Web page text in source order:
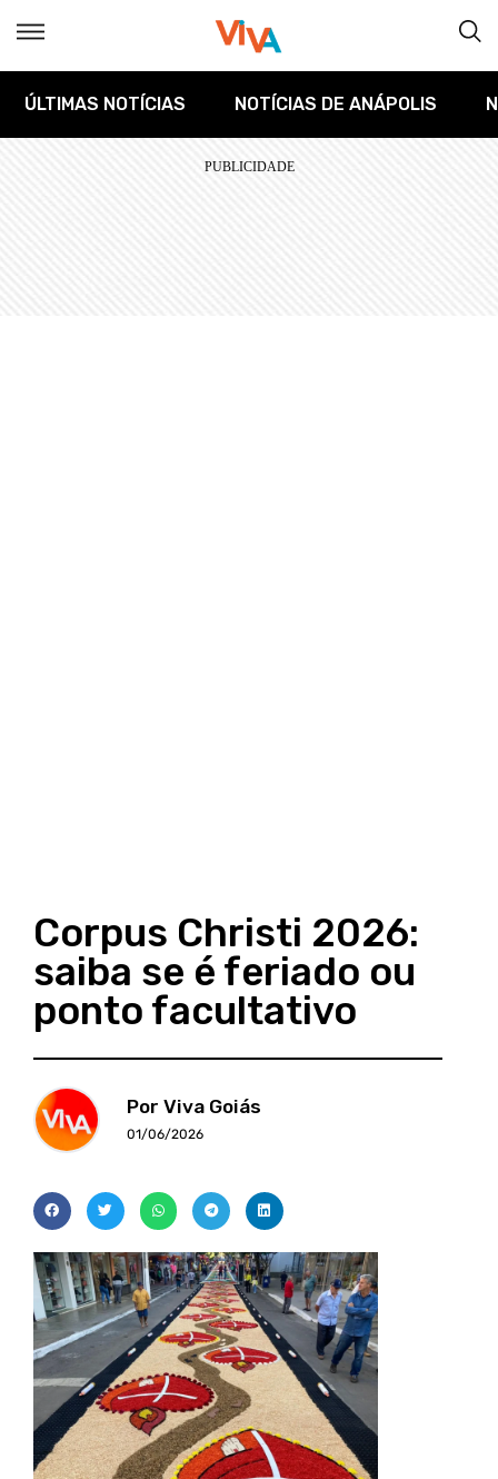
ÚLTIMAS NOTÍCIAS NOTÍCIAS DE ANÁPOLIS
Corpus Christi 2026:
saiba se é feriado ou
ponto facultativo
Por Viva Goiás
01/06/2026